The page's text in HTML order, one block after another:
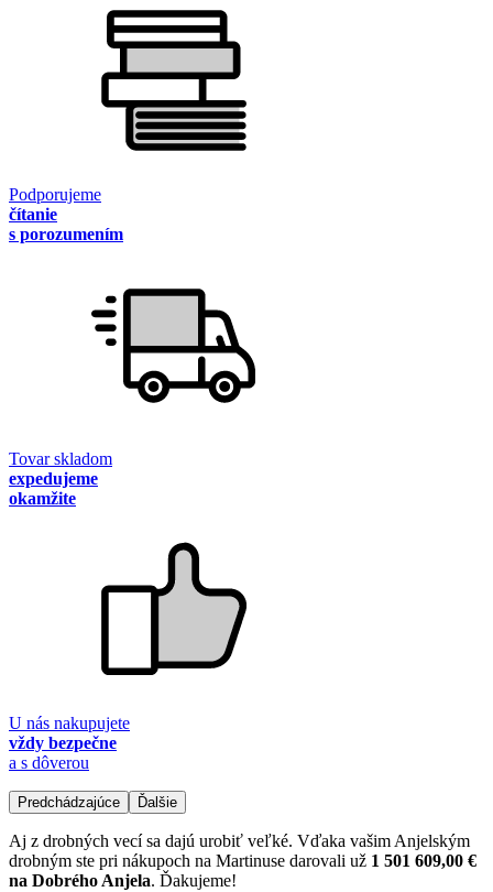
Podporujeme
čítanie
s porozumením
Tovar skladom
expedujeme
okamžite
U nás nakupujete
vždy bezpečne
a s dôverou
Predchádzajúce Ďalšie
Aj z drobných vecí sa dajú urobiť veľké. Vďaka vašim Anjelským
drobným ste pri nákupoch na Martinuse darovali už 1 501 609,00 €
na Dobrého Anjela. Ďakujeme!